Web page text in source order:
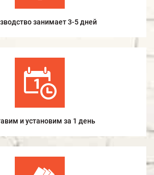
занимает 3-5 дней
и установим за 1 день